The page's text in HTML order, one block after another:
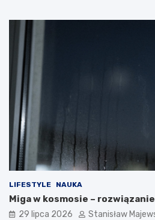
LIFESTYLE NAUKA
Miga w kosmosie –
29 lipca 2026 Stanisław